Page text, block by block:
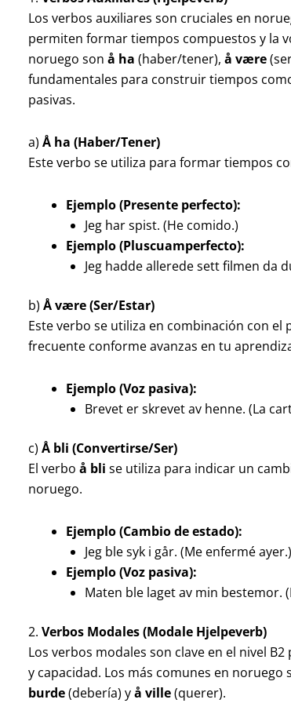
Los verbos auxiliares son cruciales en
permiten formar tiempos compuestos y la
noruego son å ha (haber/tener), å være
fundamentales para construir tiempos
pasivas.
a) Å ha (Haber/Tener)
Este verbo se utiliza para formar tiempos
Ejemplo (Presente perfecto):
Jeg har spist. (He comido.)
Ejemplo (Pluscuamperfecto):
Jeg hadde allerede sett filmen da
b) Å være (Ser/Estar)
Este verbo se utiliza en combinación con
frecuente conforme avanzas en tu
Ejemplo (Voz pasiva):
Brevet er skrevet av henne. (La
c) Å bli (Convertirse/Ser)
El verbo å bli se utiliza para indicar un
noruego.
Ejemplo (Cambio de estado):
Jeg ble syk i går. (Me enfermé ayer.)
Ejemplo (Voz pasiva):
Maten ble laget av min bestemor.
2. Verbos Modales (Modale Hjelpeverb)
Los verbos modales son clave en el nivel
y capacidad. Los más comunes en noruego
burde(debería) yå ville(querer).